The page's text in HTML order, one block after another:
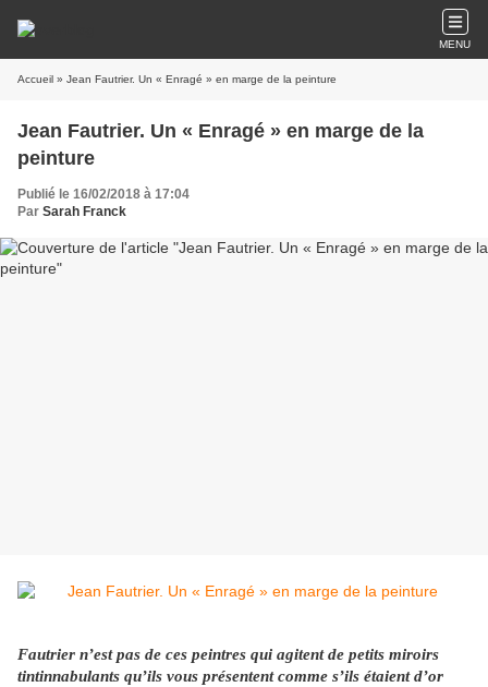
MENU
Accueil » Jean Fautrier. Un « Enragé » en marge de la peinture
Jean Fautrier. Un « Enragé » en marge de la
peinture
Publié le 16/02/2018 à 17:04
Par Sarah Franck
Fautrier n’est pas de ces peintres qui agitent de petits miroirs
tintinnabulants qu’ils vous présentent comme s’ils étaient d’or